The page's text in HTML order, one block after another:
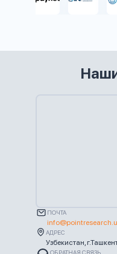
ОБРАТНАЯ СВЯЗЬ
АДРЕС
Узбекистан,
ПОЧТА